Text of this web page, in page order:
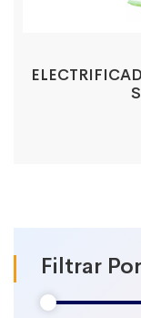
Filtrar